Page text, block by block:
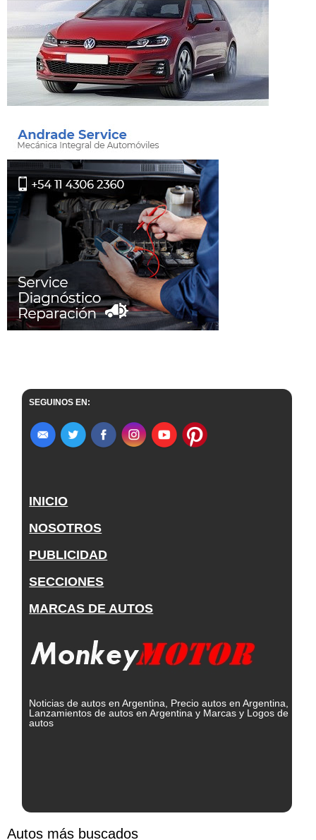
SEGUINOS EN:
INICIO
NOSOTROS
PUBLICIDAD
SECCIONES
MARCAS DE AUTOS
Noticias de autos en Argentina, Precio autos en Argentina,
Lanzamientos de autos en Argentina y Marcas y Logos de
autos
Autos más buscados